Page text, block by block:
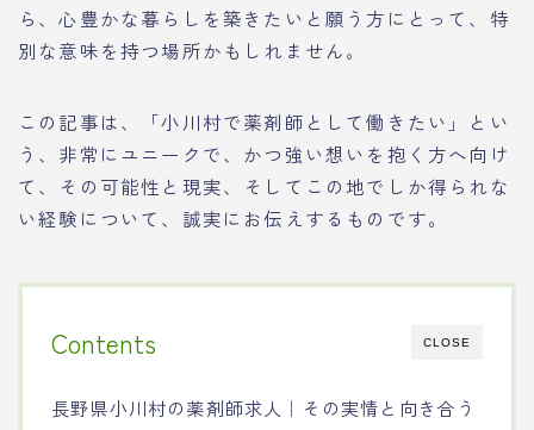
ら、心豊かな暮らしを築きたいと願う方にとって、特
別な意味を持つ場所かもしれません。
この記事は、「小川村で薬剤師として働きたい」とい
う、非常にユニークで、かつ強い想いを抱く方へ向け
て、その可能性と現実、そしてこの地でしか得られな
い経験について、誠実にお伝えするものです。
CLOSE
Contents
長野県小川村の薬剤師求人｜その実情と向き合う